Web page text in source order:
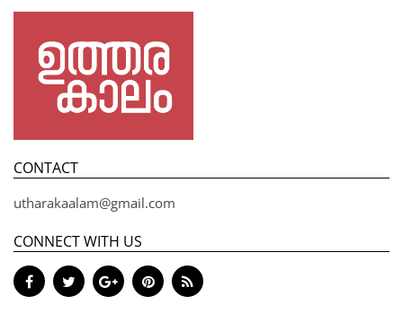
CONTACT
utharakaalam@gmail.com
CONNECT WITH US